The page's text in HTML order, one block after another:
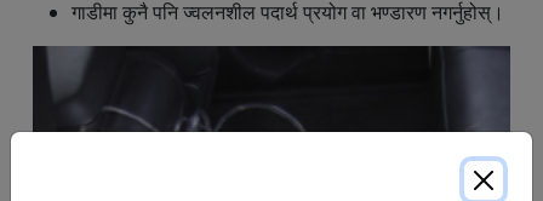
गाडीमा कुनै पनि ज्वलनशील पदार्थ प्रयोग वा भण्डारण नगर्नुहोस्।